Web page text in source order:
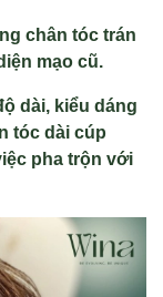
chân tóc trán
mạo cũ.
dài, kiểu dáng
tóc dài cúp
pha trộn với